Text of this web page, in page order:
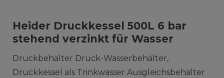
Heider Druckkessel 500L 6 bar
stehend verzinkt für Wasser
Druckbehälter Druck-Wasserbehälter,
Druckkessel als Trinkwasser Ausgleichsbehälter